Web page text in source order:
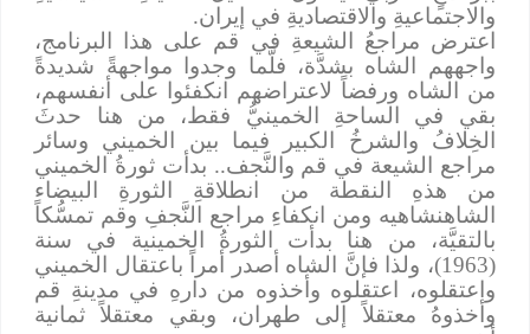
والاجتماعيةِ والاقتصاديةِ في إيران.
اعترض مراجعُ الشيعةِ في قم على هذا البرنامج،
واجههم الشاه بشدَّة، فلَّما وجدوا مواجهةً شديدةً
من الشاه ورفضاً لاعتراضهم انكفئوا على أنفسهم،
بقي في الساحةِ الخمينيُّ فقط، من هنا حدثَ
الخِلافُ والشرخُ الكبير فيما بين الخميني وسائر
مراجع الشيعة في قم والنَّجف.. بدأت ثورةُ الخميني
من هذهِ النقطة من انطلاقةِ الثورةِ البيضاء
الشاهنشاهيه ومن انكفاءِ مراجع النَّجفِ وقم تمسُّكاً
بالتقيَّة، من هنا بدأت الثورةُ الخمينية في سنة
(1963)، ولذا فإنَّ الشاه أصدر أمراً باعتقال الخميني
واعتقلوه، اعتقلوه وأخذوه من دارهِ في مدينةِ قم
وأخذوهُ معتقلاً إلى طهران، وبقي معتقلاً ثمانية